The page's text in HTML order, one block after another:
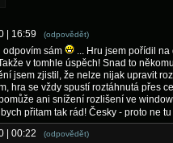
| 16:59 (odpovědět)
odpovím sám
... Hru jsem pořídil
v tomhle úspěch! Snad to
jsem zjistil, že nelze nijak upravit
hra se vždy spustí roztáhnutá přes
ani snížení rozlišení ve
přitam tak rád! Česky - proto ne
| 00:22 (odpovědět)